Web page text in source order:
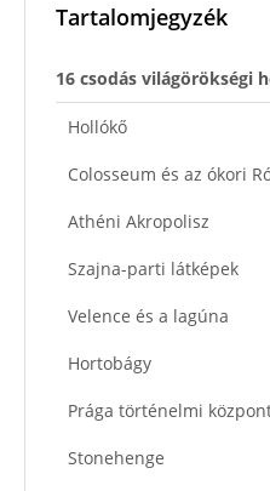
Tartalomjegyzék
16 csodás világörökségi
Hollókő
Colosseum és az ókori
Athéni Akropolisz
Szajna-parti látképek
Velence és a lagúna
Hortobágy
Prága történelmi
Stonehenge